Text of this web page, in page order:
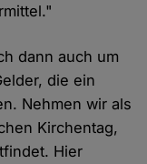
dann auch um
die ein
Nehmen wir als
Kirchentag,
Hier